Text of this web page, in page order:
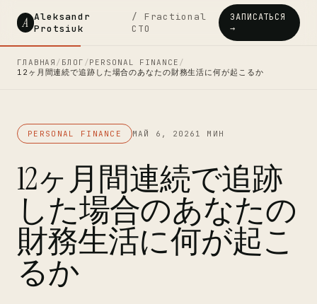
A Aleksandr
Protsiuk
/ Fractional
CTO
ЗАПИСАТЬСЯ
→
ГЛАВНАЯ / БЛОГ /PERSONAL FINANCE /
12ヶ月間連続で追跡した場合のあなたの財務生活に何が起こるか
PERSONAL FINANCE МАЙ 6, 2026 1 МИН
12ヶ月間連続で追跡
した場合のあなたの
財務生活に何が起こ
るか